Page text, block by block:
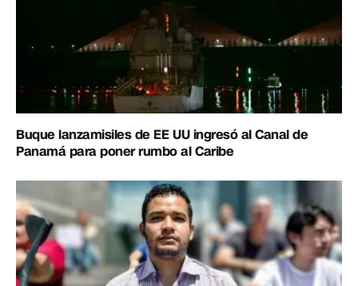
Buque lanzamisiles de EE UU ingresó al Canal de
Panamá para poner rumbo al Caribe